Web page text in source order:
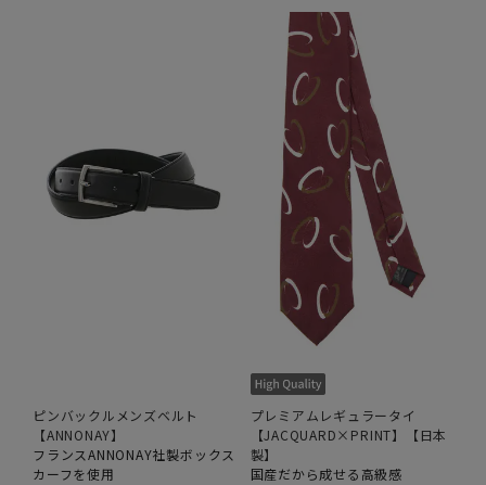
ピンバックルメンズベルト
【ANNONAY】
フランスANNONAY社製ボックス
カーフを使用
プレミアムレギュラータイ
【JACQUARD×PRINT】【日本
製】
国産だから成せる高級感